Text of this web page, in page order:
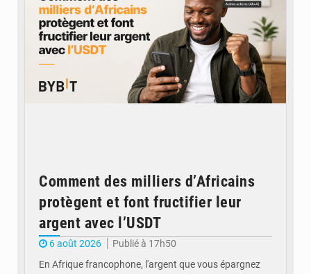
Comment des milliers d’Africains
protègent et font fructifier leur
argent avec l’USDT
6 août 2026
Publié à 17h50
En Afrique francophone, l'argent que vous épargnez